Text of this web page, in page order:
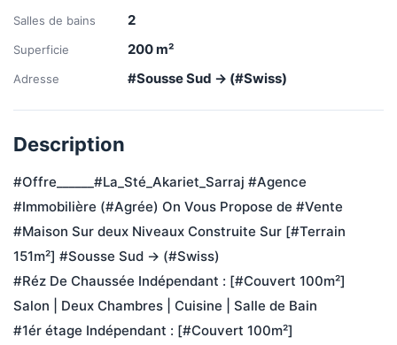
Salles de bains 2
Superficie 200m²
Adresse #Sousse Sud → (#Swiss)
Description
#Offre______#La_Sté_Akariet_Sarraj #Agence
#Immobilière (#Agrée) On Vous Propose de #Vente
#Maison Sur deux Niveaux Construite Sur [#Terrain
151m²] #Sousse Sud → (#Swiss)
#Réz De Chaussée Indépendant : [#Couvert 100m²]
Salon | Deux Chambres | Cuisine | Salle de Bain
#1ér étage Indépendant : [#Couvert 100m²]